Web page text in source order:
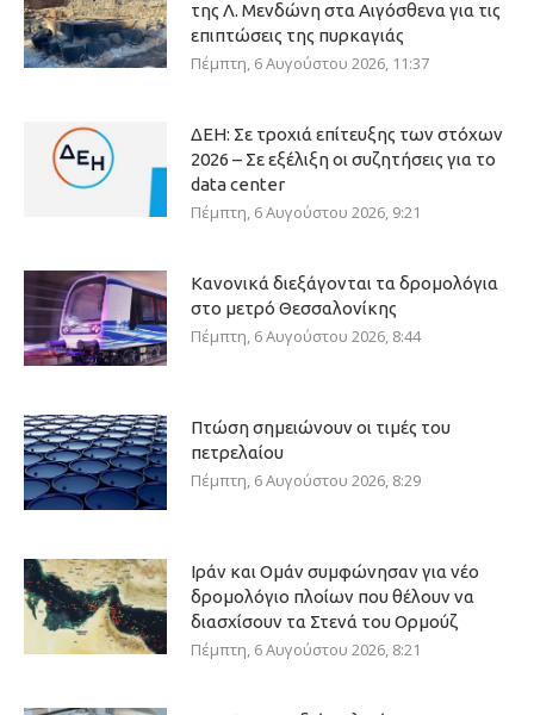
της Λ. Μενδώνη στα Αιγόσθενα για τις
επιπτώσεις της πυρκαγιάς
Πέμπτη, 6 Αυγούστου 2026, 11:37
ΔΕΗ: Σε τροχιά επίτευξης των στόχων
2026 – Σε εξέλιξη οι συζητήσεις για το
data center
Πέμπτη, 6 Αυγούστου 2026, 9:21
Κανονικά διεξάγονται τα δρομολόγια
στο μετρό Θεσσαλονίκης
Πέμπτη, 6 Αυγούστου 2026, 8:44
Πτώση σημειώνουν οι τιμές του
πετρελαίου
Πέμπτη, 6 Αυγούστου 2026, 8:29
Ιράν και Ομάν συμφώνησαν για νέο
δρομολόγιο πλοίων που θέλουν να
διασχίσουν τα Στενά του Ορμούζ
Πέμπτη, 6 Αυγούστου 2026, 8:21